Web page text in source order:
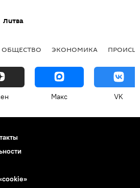
Литва
ОБЩЕСТВО ЭКОНОМИКА
Макс VK